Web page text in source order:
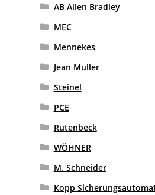
AB Allen Bradley
MEC
Mennekes
Jean Muller
Steinel
PCE
Rutenbeck
WÖHNER
M. Schneider
Kopp